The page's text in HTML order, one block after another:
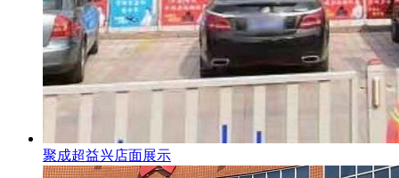
聚成超益兴店面展示